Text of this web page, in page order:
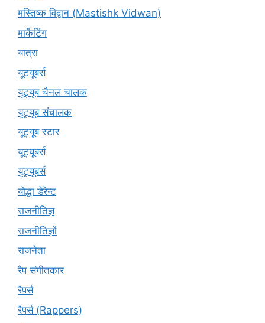
मस्तिष्क विद्वान (Mastishk Vidwan)
मार्केटिंग
यात्रा
यूटयूबर्स
यूट्यूब चैनल चालक
यूट्यूब संचालक
यूट्यूब स्टार
यूट्यूबर्स
यूट्‍यूबर्स
योद्धा डेरेन्ट
राजनीतिज्ञ
राजनीतिज्ञों
राजनेता
रैप संगीतकार
रैपर्स
रैपर्स (Rappers)